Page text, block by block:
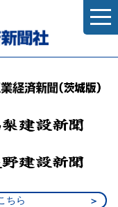
ちら